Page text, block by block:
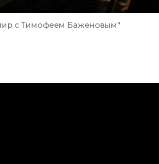
с Тимофеем Баженовым"